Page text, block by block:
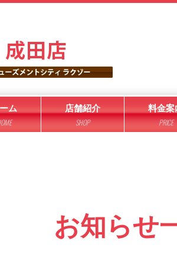
ム 店舗紹介
SHOP
料金案
PRICE
お知らせ